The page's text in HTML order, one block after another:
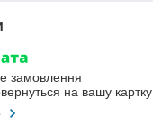
замовлення
на вашу картку